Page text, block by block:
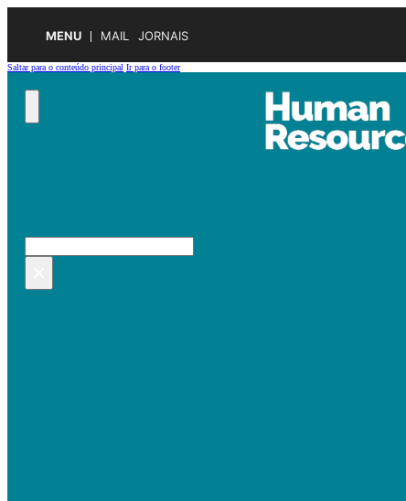
MENU MAIL JORNAIS
Saltar para o conteúdo principal Ir para o footer
Pesquisar